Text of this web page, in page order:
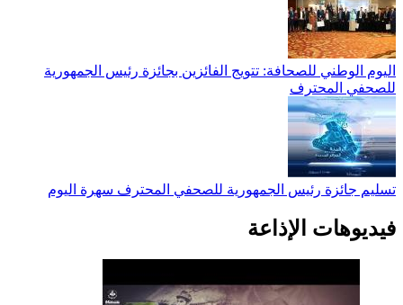
اليوم الوطني للصحافة: تتويج الفائزين بجائزة رئيس الجمهورية
للصحفي المحترف
تسليم جائزة رئيس الجمهورية للصحفي المحترف سهرة اليوم
فيديوهات الإذاعة